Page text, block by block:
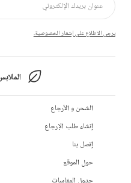
يرجى الاطلاع على إشعار الخصوصية.
الشحن و الأرجاع
إنشاء طلب الإرجاع
إتصل بنا
حول الموقع
جدول المقاسات